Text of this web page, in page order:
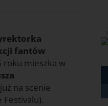
fantów
roku mieszka w
na scenie
Festivalu).